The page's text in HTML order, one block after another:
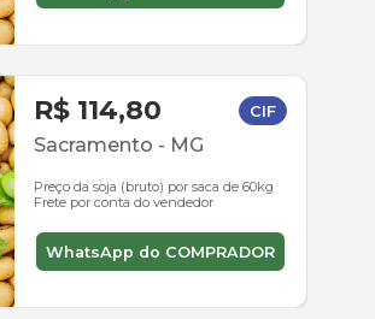
R$ 114,80 CIF
Sacramento - MG
Preço da soja (bruto) por saca de 60kg
Frete por conta do vendedor
WhatsApp do COMPRADOR